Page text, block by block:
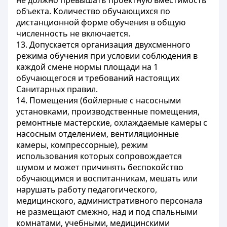
объекта. Количество обучающихся по
дистанционной форме обучения в общую
численность не включается.
13. Допускается организация двухсменного
режима обучения при условии соблюдения в
каждой смене нормы площади на 1
обучающегося и требований настоящих
Санитарных правил.
14. Помещения (бойлерные с насосными
установками, производственные помещения,
ремонтные мастерские, охлаждаемые камеры с
насосным отделением, вентиляционные
камеры, компрессорные), режим
использования которых сопровождается
шумом и может причинять беспокойство
обучающимся и воспитанникам, мешать или
нарушать работу педагогического,
медицинского, административного персонала
не размещают смежно, над и под спальными
комнатами, учебными, медицинскими